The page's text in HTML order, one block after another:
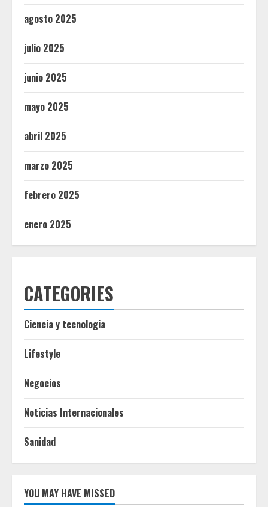
agosto 2025
julio 2025
junio 2025
mayo 2025
abril 2025
marzo 2025
febrero 2025
enero 2025
CATEGORIES
Ciencia y tecnologia
Lifestyle
Negocios
Noticias Internacionales
Sanidad
YOU MAY HAVE MISSED